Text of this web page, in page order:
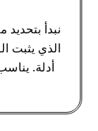
نبدأ
الذي يثبت
أدلة.